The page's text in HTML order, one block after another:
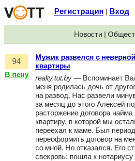
Регистрация Вход
Новости |
94
В пену
Мужик развелся с
квартиры
realty.tut.by — Вспоминает
меня родилась дочь от
на развод. Нас развели
за месяц до этого Алексей
расторжение договора
квартиру, в которой мы
переехал к маме. Был
переоформить договор на
со мной. Но отказался. Его
свекровь: пошла к нотариусу